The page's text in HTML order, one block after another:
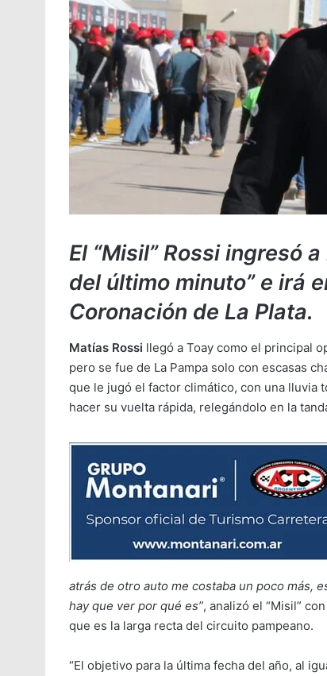
El “Misil” Rossi ingresó
del último minuto” e irá
Coronación de La Plata.
Matías Rossi llegó a Toay como el principal
pero se fue de La Pampa solo con escasas
que le jugó el factor climático, con una lluvia
hacer su vuelta rápida, relegándolo en la
atrás de otro auto me costaba un poco más,
hay que ver por qué es”, analizó el “Misil” con
que es la larga recta del circuito pampeano.
“El objetivo para la última fecha del año, al